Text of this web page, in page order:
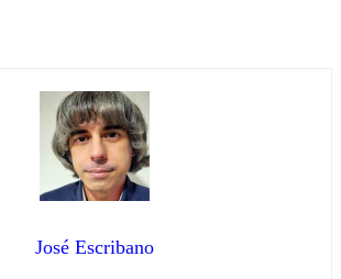
José Escribano